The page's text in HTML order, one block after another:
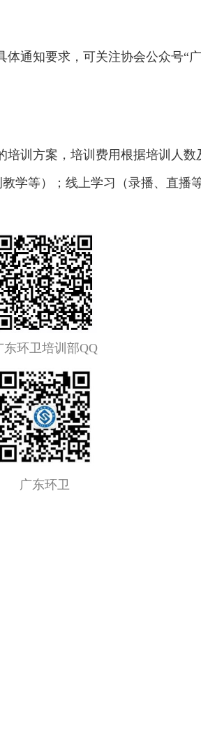
通知要求，可关注协会公众号“
训方案，培训费用根据培训人
学等）；线上学习（录播、直播
东环卫培训部QQ
广东环卫